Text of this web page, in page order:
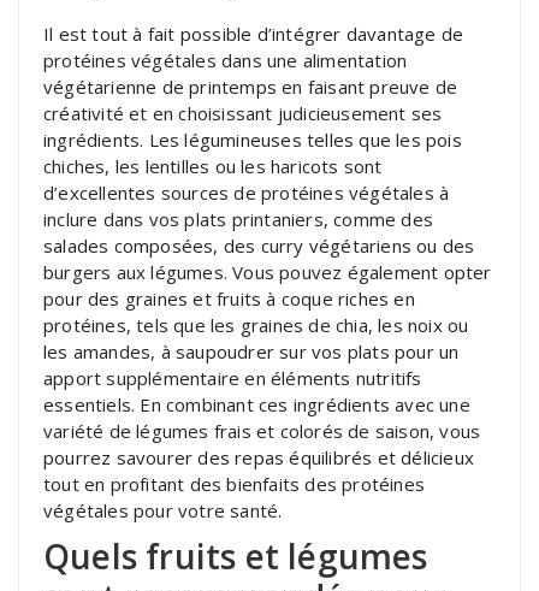
Il est tout à fait possible d’intégrer davantage de
protéines végétales dans une alimentation
végétarienne de printemps en faisant preuve de
créativité et en choisissant judicieusement ses
ingrédients. Les légumineuses telles que les pois
chiches, les lentilles ou les haricots sont
d’excellentes sources de protéines végétales à
inclure dans vos plats printaniers, comme des
salades composées, des curry végétariens ou des
burgers aux légumes. Vous pouvez également opter
pour des graines et fruits à coque riches en
protéines, tels que les graines de chia, les noix ou
les amandes, à saupoudrer sur vos plats pour un
apport supplémentaire en éléments nutritifs
essentiels. En combinant ces ingrédients avec une
variété de légumes frais et colorés de saison, vous
pourrez savourer des repas équilibrés et délicieux
tout en profitant des bienfaits des protéines
végétales pour votre santé.
Quels fruits et légumes